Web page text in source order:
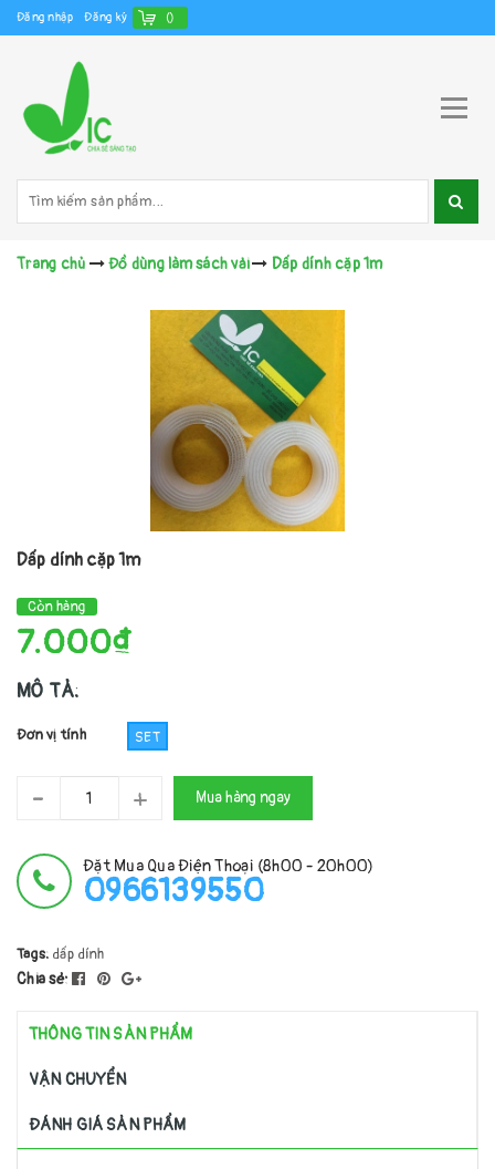
Đăng nhập Đăng ký ()
Trang chủ Đồ dùng làm sách vải Dấp dính cặp 1m
Dấp dính cặp 1m
Còn hàng
7.000₫
MÔ TẢ:
Đơn vị tính SET
- + Mua hàng ngay
Đặt Mua Qua Điện Thoại (8h00 - 20h00)
0966139550
Tags: dấp dính
Chia sẻ:
THÔNG TIN SẢN PHẨM
VẬN CHUYỂN
ĐÁNH GIÁ SẢN PHẨM